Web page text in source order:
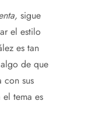
sigue
el estilo
es tan
de que
con sus
tema es